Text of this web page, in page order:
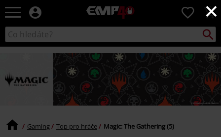
×
EMP
Hudba,
filmy
seriály,
Merch
pro
hráče,
Alternativní
0
Katalog
vyhledávání
Gaming Top pro hráče Magic: The Gathering (5)